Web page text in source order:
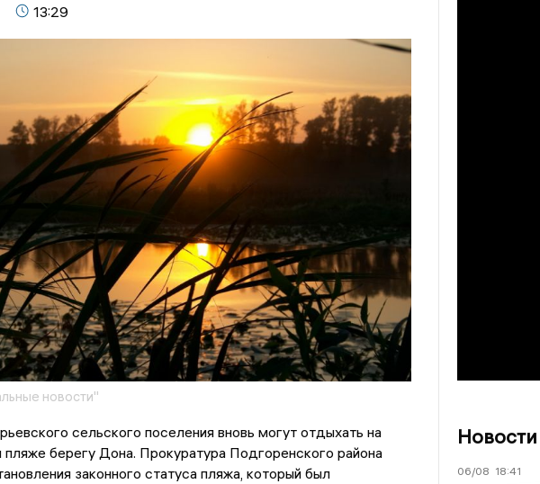
13:29
новости"
сельского поселения вновь могут отдыхать на
берегу Дона. Прокуратура Подгоренского района
законного статуса пляжа, который был
06/08 18:41